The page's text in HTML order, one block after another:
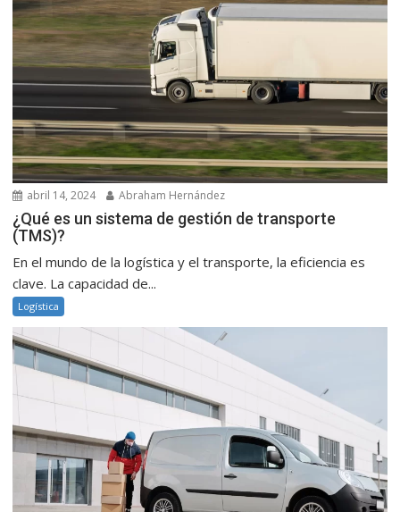
abril 14, 2024 Abraham Hernández
¿Qué es un sistema de gestión de transporte
(TMS)?
En el mundo de la logística y el transporte, la eficiencia es
clave. La capacidad de...
Logística